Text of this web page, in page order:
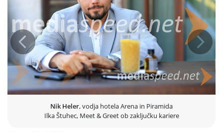
Nik Heler, vodja hotela Arena in Piramida
Ilka Štuhec, Meet & Greet ob zaključku kariere
Prejšnja